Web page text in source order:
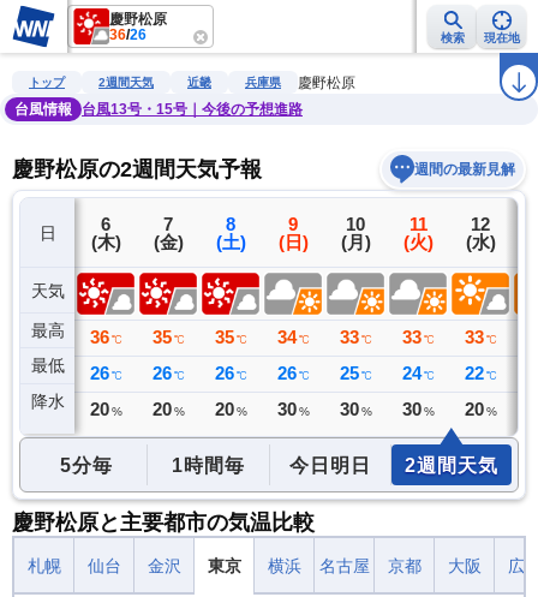
慶野松原
36/26 検索 現在地
雨雲レーダー 台風情報 地震情報 警報・注意報 ラ
トップ 2週間天気 近畿 兵庫県
慶野松原
台風情報
台風13号・15号｜今後の予想進路
慶野松原の2週間天気予報 週間の最新見解
日
天気
最高
最低
降水
5
(水)
37 ℃
24 ℃
0 ミリ
6
(木)
36 ℃
26 ℃
20 %
7
(金)
35 ℃
26 ℃
20 %
8
(土)
35 ℃
26 ℃
20 %
9
(日)
34 ℃
26 ℃
30 %
10
(月)
33 ℃
25 ℃
30 %
11
(火)
33 ℃
24 ℃
30 %
12
(水)
33 ℃
22 ℃
20 %
5分毎 1時間毎 今日明日 2週間天気
慶野松原と主要都市の気温比較
札幌 仙台 金沢 東京 横浜 名古屋 京都 大阪 広